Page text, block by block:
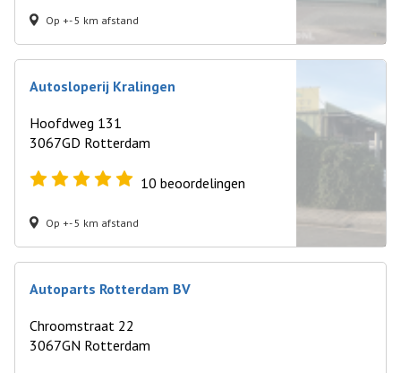
Op +- 5 km afstand
Autosloperij Kralingen
Hoofdweg 131
3067GD Rotterdam
10 beoordelingen
Op +- 5 km afstand
Autoparts Rotterdam BV
Chroomstraat 22
3067GN Rotterdam